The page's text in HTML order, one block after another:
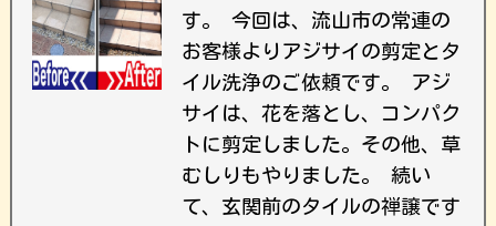
す。 今回は、流山市の常連の
お客様よりアジサイの剪定とタ
イル洗浄のご依頼です。 アジ
サイは、花を落とし、コンパク
トに剪定しました。その他、草
むしりもやりました。 続い
て、玄関前のタイルの禅譲です